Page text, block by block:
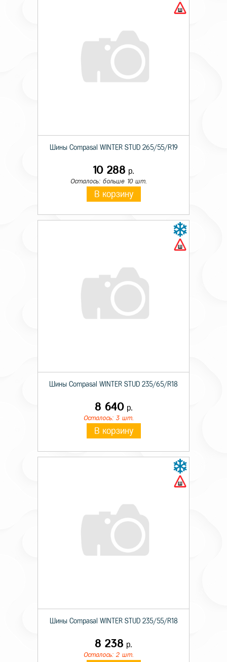
Шины Compasal WINTER STUD 265/55/R19
10 288 р.
Осталось: больше 10 шт.
В корзину
Шины Compasal WINTER STUD 235/65/R18
8 640р.
Осталось: 3 шт.
В корзину
Шины Compasal WINTER STUD 235/55/R18
8 238 р.
Осталось: 2 шт.